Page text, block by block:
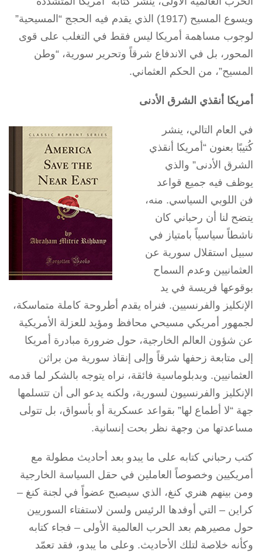
ويسوع المسيح (1917) الذي يقدم فيه الحجج “المسيحية”
لوجوب مساهمة أمريكا ليس فقط في التغلب على قوى
المحور، بل في الاندفاع شرقاً وتحرير سورية، “وطن
المسيح”، من الحكم العثماني.
أمريكا أنقذي الشرق الأدنى
في العام التالي، ينشر
كُتيبًا بعنون “أمريكا أنقذي
الشرق الأدنى” والذي
يوظف فيه جميع قواعد
فن اللوبي السياسي. منه،
يتضح لنا أن رحباني كان
ناشطاً سياسياً بامتياز في
سبيل استقلال سورية عن
العثمانيين وعدم السماح
بوقوعها فريسة في يد
الإنكليز والفرنسيين. فنراه يقدم أطروحة كاملة متماسكة،
لجمهور أمريكي مسيحي محافظ ومؤيد للعزلة الأمريكية
عن شؤون العالم الخارجية، حول ضرورة مبادرة أمريكا
إلى متابعة زحفها شرقاً وإلى إنقاذ سورية من براثن
العثمانيين. وبدبلوماسية فائقة، نراه يتوجه بالشكر لما قدمه
الإنكليز والفرنسيون لسورية، ولكنه يدعو الى أن تتسلمها
جهة “لا أطماع لها” بقواعد عسكرية أو بأسواق، بل تتولى
مساعدتها من وجهة نظر بحت إنسانية.
كتب رحباني كتابه على ما يبدو بعد أحاديث مطولة مع
أمريكيين وخصوصاً العاملين في حقل السياسة الخارجية
ومن بينهم هنري كنغ، الذي سيصبح عضواً في لجنة كنغ –
كراين – التي أوفدها الرئيس ولسن لاستفتاء السوريين
حول مصيرهم بعد الحرب العالمية الأولى – فجاء كتابه
وكأنه خلاصة لتلك الأحاديث. وعلى ما يبدو، فقد تعمّد